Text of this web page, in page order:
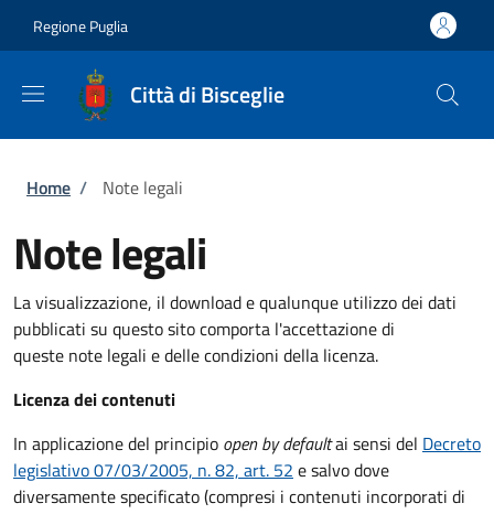
Regione Puglia
Città di Bisceglie
Briciole di pane
Home / Note legali
Note legali
La visualizzazione, il download e qualunque utilizzo dei dati
pubblicati su questo sito comporta l'accettazione di
queste note legali e delle condizioni della licenza.
Licenza dei contenuti
In applicazione del principio open by defaultai sensi del Decreto
legislativo 07/03/2005, n. 82, art. 52 e salvo dove
diversamente specificato (compresi i contenuti incorporati di